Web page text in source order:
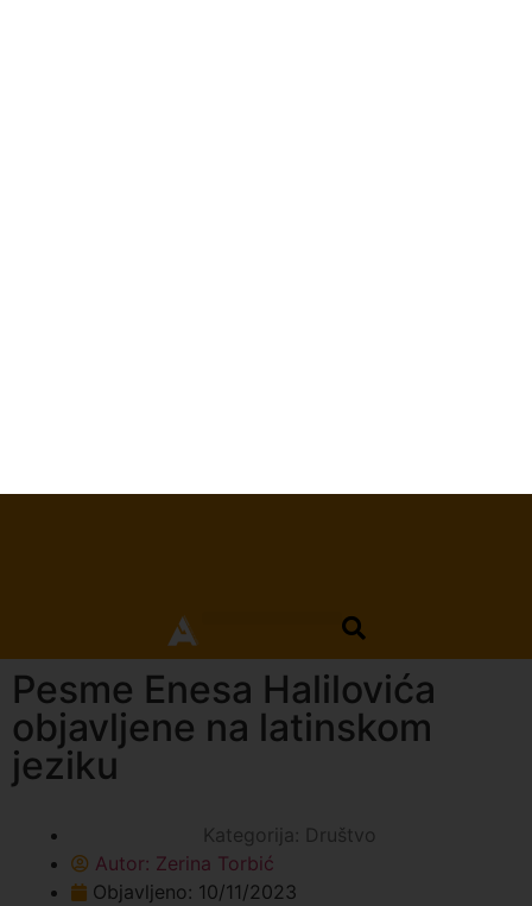
Pesme Enesa Halilovića
objavljene na latinskom
jeziku
Kategorija: Društvo
Autor: Zerina Torbić
Objavljeno: 10/11/2023